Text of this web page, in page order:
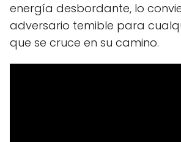
energía desbordante, lo
adversario temible para
que se cruce en su camino.